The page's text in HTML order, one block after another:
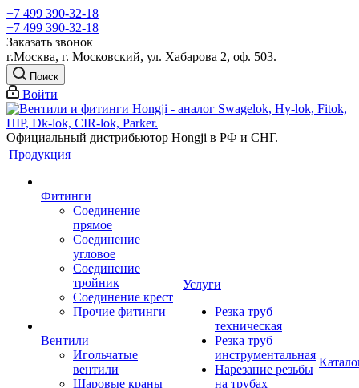
+7 499 390-32-18
+7 499 390-32-18
Заказать звонок
г.Москва, г. Московский, ул. Хабарова 2, оф. 503.
Поиск
Войти
Официальный дистрибьютор Hongji в РФ и СНГ.
Продукция
Фитинги
Соединение
прямое
Соединение
угловое
Соединение
тройник
Соединение крест
Прочие фитинги
Вентили
Игольчатые
вентили
Шаровые краны
Услуги
Резка труб
техническая
Резка труб
инструментальная
Нарезание резьбы
на трубах